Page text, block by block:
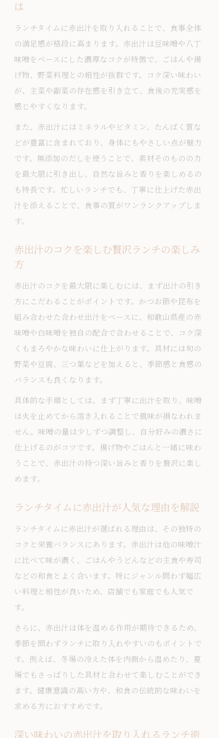
赤出汁味噌汁がランチで身体に良い理由
ランチの赤出汁がサポートする栄養バラ
ンス
健康志向のランチに赤出汁を取り入れる
コツ
赤出汁のコクを引き出す調理ポイント
ランチ向け赤出汁の深いコクを出すコツ
ランチで魅力が増す赤出汁の出汁の取り
コク豊かな赤出汁ランチの作り方を伝授
ランチに最適な赤出汁の調理法を詳しく
解説
今日のランチは赤出汁で満足感アップ
にする
ランチに赤出汁が欠かせない理由を紹介
赤出汁味噌汁でランチタイムに満足感を
ランチで赤出汁の栄養を効果的に摂る方
法
赤出汁が持つ栄養素とランチへの活かし
方
身体が喜ぶランチに赤出汁を取り入れる
工夫
健康を意識したランチに赤出汁をおすす
めする理由
豆味噌と出汁の相性を極めるランチ術
ランチに最適な豆味噌と出汁の組み合わ
せ術
赤出汁の旨味を引き出す豆味噌使いのコ
は
ランチタイムに赤出汁を取り入れることで、食事全体
の満足感が格段に高まります。赤出汁は豆味噌や八丁
味噌をベースにした濃厚なコクが特徴で、ごはんや揚
げ物、野菜料理との相性が抜群です。コク深い味わい
が、主菜や副菜の存在感を引き立て、食後の充実感を
感じやすくなります。
また、赤出汁にはミネラルやビタミン、たんぱく質な
どが豊富に含まれており、身体にもやさしい点が魅力
です。無添加のだしを使うことで、素材そのものの力
を最大限に引き出し、自然な旨みと香りを楽しめるの
も特長です。忙しいランチでも、丁寧に仕上げた赤出
汁を添えることで、食事の質がワンランクアップしま
す。
赤出汁のコクを楽しむ贅沢ランチの楽しみ
方
赤出汁のコクを最大限に楽しむには、まず出汁の引き
方にこだわることがポイントです。かつお節や昆布を
組み合わせた合わせ出汁をベースに、和歌山県産の赤
味噌や白味噌を独自の配合で合わせることで、コク深
くもまろやかな味わいに仕上がります。具材には旬の
野菜や豆腐、三つ葉などを加えると、季節感と食感の
バランスも良くなります。
具体的な手順としては、まず丁寧に出汁を取り、味噌
は火を止めてから溶き入れることで風味が損なわれま
せん。味噌の量は少しずつ調整し、自分好みの濃さに
仕上げるのがコツです。揚げ物やごはんと一緒に味わ
うことで、赤出汁の持つ深い旨みと香りを贅沢に楽し
めます。
ランチタイムに赤出汁が人気な理由を解説
ランチタイムに赤出汁が選ばれる理由は、その独特の
コクと栄養バランスにあります。赤出汁は他の味噌汁
に比べて味が濃く、ごはんやうどんなどの主食や寿司
などの和食とよく合います。特にジャンル問わず幅広
い料理と相性が良いため、店舗でも家庭でも人気で
す。
さらに、赤出汁は体を温める作用が期待できるため、
季節を問わずランチに取り入れやすいのもポイントで
す。例えば、冬場の冷えた体を内側から温めたり、夏
場でもさっぱりした具材と合わせて楽しむことができ
ます。健康意識の高い方や、和食の伝統的な味わいを
求める方におすすめです。